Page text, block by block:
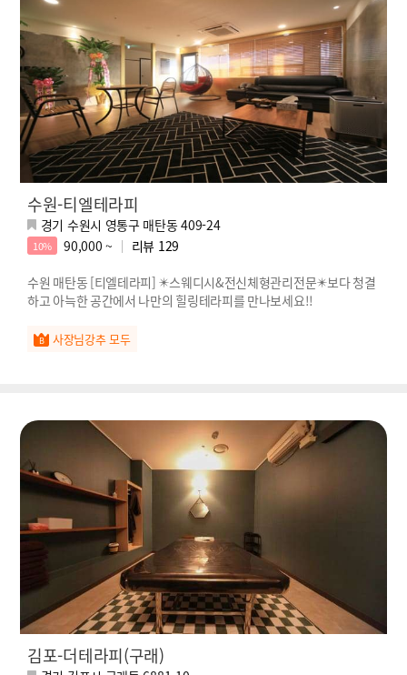
수원-티엘테라피
경기 수원시 영통구 매탄동 409-24
10% 90,000 ~ 리뷰 129
수원 매탄동 [티엘테라피] ✴️스웨디시&전신체형관리전문✴️보다 청결
하고 아늑한 공간에서 나만의 힐링테라피를 만나보세요!!
사장님강추 모두
김포-더테라피(구래)